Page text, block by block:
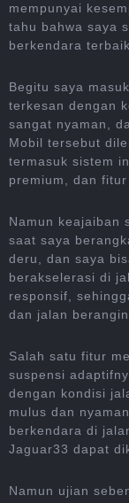
mempunyai
tahu bahwa saya
berkendara
Begitu saya
terkesan dengan
sangat nyaman,
Mobil tersebut
termasuk sistem
premium, dan
Namun keajaiban
saat saya
deru, dan saya
berakselerasi di
responsif,
dan jalan
Salah satu fitur
suspensi
dengan kondisi
mulus dan
berkendara di
Jaguar33 dapat
Namun ujian